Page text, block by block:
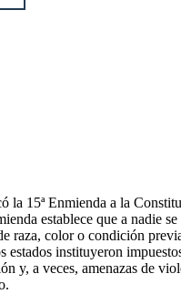
la 15ª Enmienda a la
establece que a nadie se
raza, color o condición
estados instituyeron
y, a veces, amenazas de